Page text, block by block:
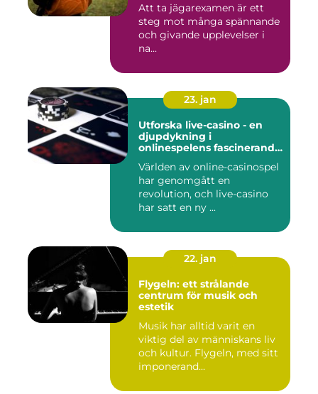
Att ta jägarexamen är ett
steg mot många spännande
och givande upplevelser i
na...
23. jan
Utforska live-casino - en
djupdykning i
onlinespelens fascinerande
Världen av online-casinospel
har genomgått en
revolution, och live-casino
har satt en ny ...
22. jan
Flygeln: ett strålande
centrum för musik och
estetik
Musik har alltid varit en
viktig del av människans liv
och kultur. Flygeln, med sitt
imponerand...